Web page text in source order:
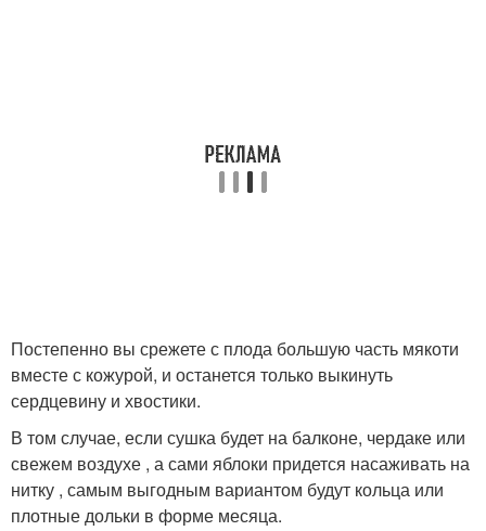
Постепенно вы срежете с плода большую часть мякоти
вместе с кожурой, и останется только выкинуть
сердцевину и хвостики.
В том случае, если сушка будет на балконе, чердаке или
свежем воздухе , а сами яблоки придется насаживать на
нитку , самым выгодным вариантом будут кольца или
плотные дольки в форме месяца.